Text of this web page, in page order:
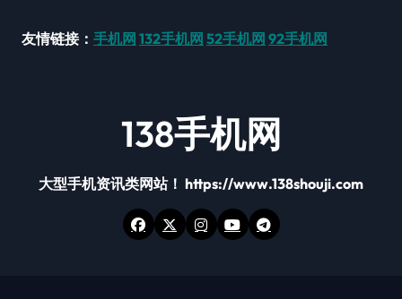
友情链接： 手机网 132手机网 52手机网 92手机网
138手机网
大型手机资讯类网站！ https://www.138shouji.com